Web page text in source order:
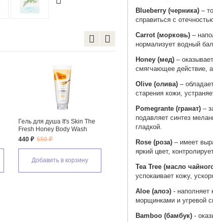
Лосьон для тела It's Skin The
Fresh Rose Body Lotion
590 ₽
Добавить в корзину
Лосьон для тела It's Skin The
Fresh Mojito Body Lotion
590 ₽
Blueberry (черника)–
справиться с
Carrot (морковь)–
нормализует водный
Honey (мед)–
смягчающее действие,
Olive (олива)–
старения кожи,
Pomegrante (гранат)–
подавляет синтез
гладкой.
Rose (роза)– имеет
яркий цвет,
Tea Tree (масло
успокаивает кожу,
Aloe (алоэ)- наполняет
морщинками и угревой
Bamboo (бамбук)-